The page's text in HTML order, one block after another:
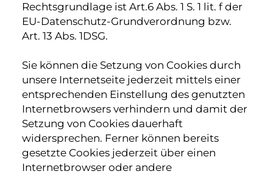
Rechtsgrundlage ist Art.6 Abs. 1 S. 1 lit. f der
EU-Datenschutz-Grundverordnung bzw.
Art. 13 Abs. 1DSG.
Sie können die Setzung von Cookies durch
unsere Internetseite jederzeit mittels einer
entsprechenden Einstellung des genutzten
Internetbrowsers verhindern und damit der
Setzung von Cookies dauerhaft
widersprechen. Ferner können bereits
gesetzte Cookies jederzeit über einen
Internetbrowser oder andere